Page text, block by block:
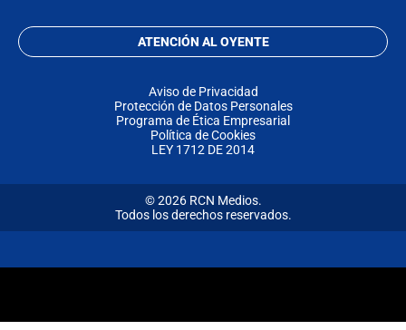
ATENCIÓN AL OYENTE
Aviso de Privacidad
Protección de Datos Personales
Programa de Ética Empresarial
Política de Cookies
LEY 1712 DE 2014
© 2026 RCN Medios.
Todos los derechos reservados.